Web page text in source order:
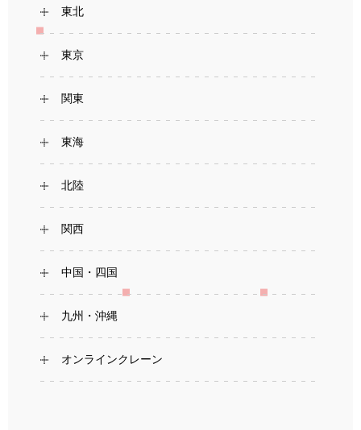
東北
東京
関東
東海
北陸
関西
中国・四国
九州・沖縄
オンラインクレーン